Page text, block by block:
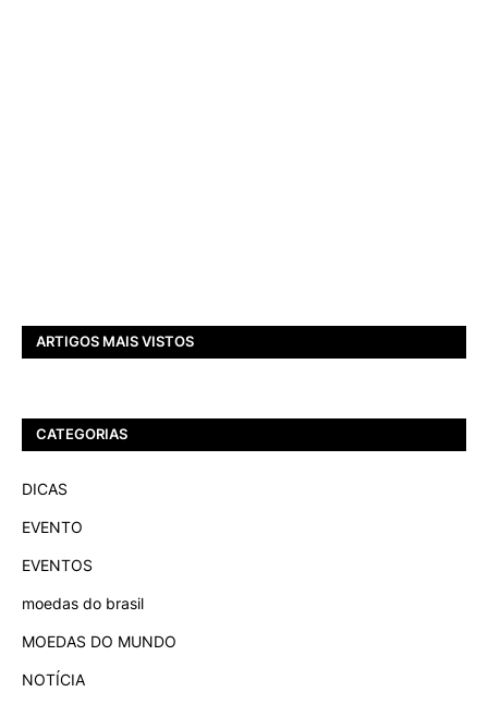
ARTIGOS MAIS VISTOS
CATEGORIAS
DICAS
EVENTO
EVENTOS
moedas do brasil
MOEDAS DO MUNDO
NOTÍCIA